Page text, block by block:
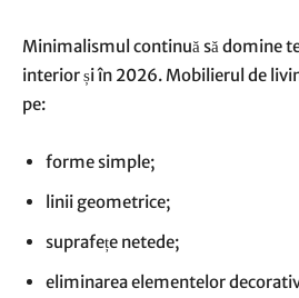
Minimalismul continuă să domine
interior și în 2026. Mobilierul de
pe:
forme simple;
linii geometrice;
suprafețe netede;
eliminarea elementelor